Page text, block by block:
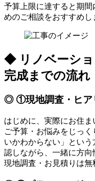
予算上限に達すると期
めのご相談をおすすめし
◆ リノベーショ
完成までの流れ
◎ ①現地調査・ヒア
はじめに、実際にお住ま
ご予算・お悩みをじっ
いかわからない」とい
認しながら、一緒に方
現地調査・お見積りは無